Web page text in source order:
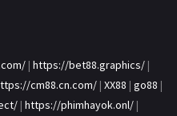
| https://bet88.graphics/ |
cm88.cn.com/ | XX88 | go88 |
| https://phimhayok.onl/ |